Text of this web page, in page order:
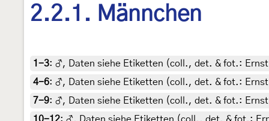
2.2.1. Männchen
1-3: ♂, Daten siehe Etiketten (coll., det. & fot.:
4-6: ♂, Daten siehe Etiketten (coll., det. & fot.:
7-9: ♂, Daten siehe Etiketten (coll., det. & fot.: